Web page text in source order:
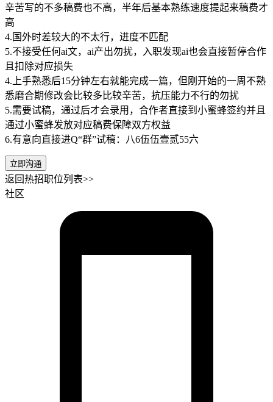
辛苦写的不多稿费也不高，半年后基本熟练速度提起来稿费才
高
4.国外时差较大的不太行，进度不匹配
5.不接受任何ai文，ai产出勿扰，入职发现ai也会直接暂停合作
且扣除对应损失
4.上手熟悉后15分钟左右就能完成一篇，但刚开始的一周不熟
悉磨合期修改会比较多比较辛苦，抗压能力不行的勿扰
5.需要试稿，通过后才会录用，合作者直接到小蜜蜂签约并且
通过小蜜蜂发放对应稿费保障双方权益
6.有意向直接进Q“群”试稿：八6伍伍壹贰55六
立即沟通
返回热招职位列表>>
社区